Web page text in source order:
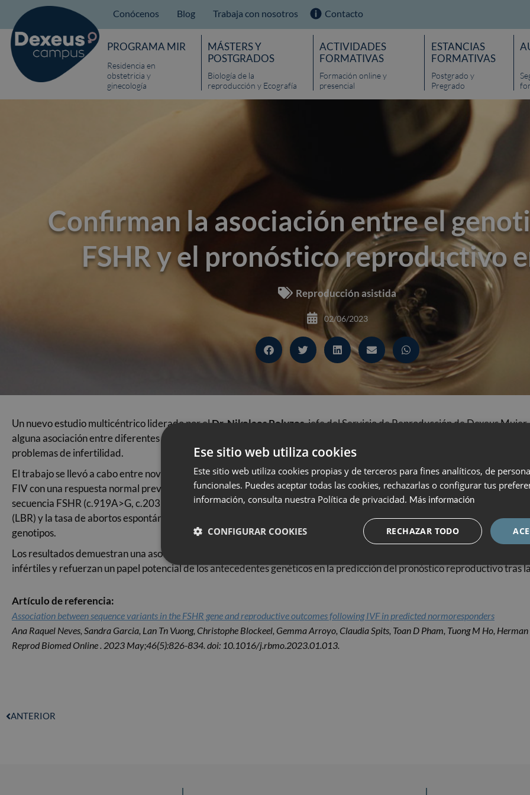
Conócenos Blog Trabaja con nosotros Contacto
PROGRAMA MIR
Residencia en
obstetricia y
ginecología
MÁSTERS Y
POSTGRADOS
Biología de la
reproducción y Ecografía
ACTIVIDADES
FORMATIVAS
Formación online y
presencial
ESTANCIAS
FORMATIVAS
Postgrado y
Pregrado
Confirman la asociación entre el
FSHR y el pronóstico reproductivo
Reproducción asistida
02/06/2023
Un nuevo estudio multicéntrico liderado por elDr. Nikolaos Polyzos, jefe del Servicio de Reproducción de Dexeus
alguna asociación entre diferentes variantes genéticas en la secuencia FSHR y los resultados de los tratamientos de
problemas de infertilidad.
El trabajo se llevó a cabo entre noviembre de 2016 y junio de 2019 en España, Bélgica y Vietnam e incluyó a 351
FIV con una respuesta normal prevista con dosis fija de 150 UI de FSHr en un protocolo antagonista. Se realizó el
secuencia FSHR (c.919A>G, c.2039A>G, c.-29G>A) y una FSHB (c.-211G>T). Se compararon la tasa de embarazo
(LBR) y la tasa de abortos espontáneos en la primera transferencia embrionaria, así como la tasa acumulada de nacidos
genotipos.
Los resultados demuestran una asociación no comunicada previamente entre la variante c.919A>G genotipo GG y
infértiles y refuerzan un papel potencial de los antecedentes genéticos en la predicción del pronóstico reproductivo tras
Artículo de referencia:
Association between sequence variants in the FSHR gene and reproductive outcomes following IVF in predicted normoresponders
Ana Raquel Neves, Sandra Garcia, Lan Tn Vuong, Christophe Blockeel, Gemma Arroyo, Claudia Spits, Toan D Pham, Tuong M Ho,
Reprod Biomed Online . 2023 May;46(5):826-834. doi: 10.1016/j.rbmo.2023.01.013.
ANTERIOR
Ese sitio web utiliza cookies
Este sitio web utiliza cookies propias y de terceros para fines analíticos, de
funcionales. Puedes aceptar todas las cookies, rechazarlas o configurar tus
información, consulta nuestra Política de privacidad. Más información
RECHAZAR TODO
CONFIGURAR COOKIES